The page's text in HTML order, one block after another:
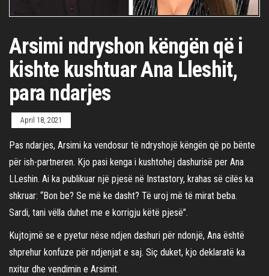
Arsimi ndryshon këngën që i
kishte kushtuar Ana Lleshit,
para ndarjes
April 18, 2021
Pas ndarjes, Arsimi ka vendosur të ndryshojë këngën që po bënte
për ish-partneren. Kjo pasi kenga i kushtohej dashurisë per Ana
LLeshin. Ai ka publikuar një pjesë në Instastory, krahas së cilës ka
shkruar: “Bon be? Se më ke dasht? Të uroj më të mirat beba.
Sardi, tani vëlla duhet me e korrigju këtë pjesë”.
Kujtojmë se e pyetur nëse ndjen dashuri për ndonjë, Ana është
shprehur konfuze për ndjenjat e saj. Siç duket, kjo deklaratë ka
nxitur dhe vendimin e Arsimit.